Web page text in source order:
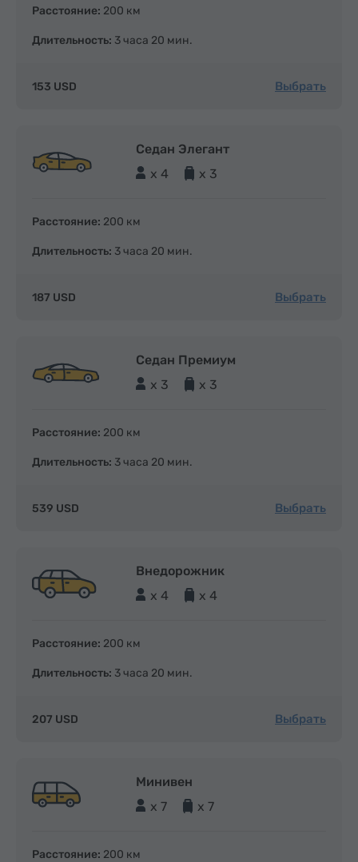
Расстояние: 200 км
Длительность: 3 часа 20 мин.
153 USD Выбрать
Седан Элегант
x 4
x 3
Расстояние: 200 км
Длительность: 3 часа 20 мин.
187 USD Выбрать
Седан Премиум
x 3
x 3
Расстояние: 200 км
Длительность: 3 часа 20 мин.
539 USD Выбрать
Внедорожник
x 4
x 4
Расстояние: 200 км
Длительность: 3 часа 20 мин.
207 USD Выбрать
Минивен
x 7
x 7
Расстояние: 200 км